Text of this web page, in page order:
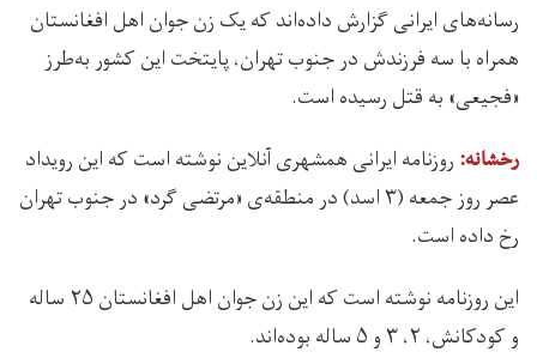
رسانه‌های ایرانی گزارش داده‌اند که یک زن جوان اهل افغانستان
همراه با سه فرزندش در جنوب تهران، پایتخت این کشور به‌طرز
«فجیعی» به قتل رسیده است.
رخشانه: روزنامه ایرانی همشهری آنلاین نوشته است که این رویداد
عصر روز جمعه (۳ اسد) در منطقه‌ی «مرتضی گرد» در جنوب تهران
رخ داده است.
این روزنامه نوشته است که این زن جوان اهل افغانستان ۲۵ ساله
و کودکانش، ۲، ۳ و ۵ ساله بوده‌اند.